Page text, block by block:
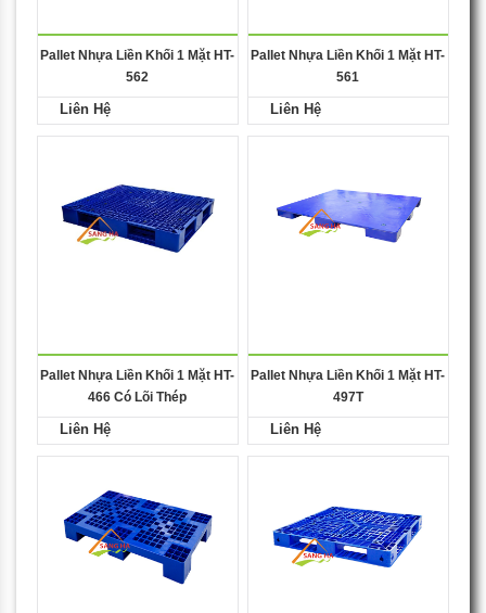
Pallet Nhựa Liền Khối 1 Mặt HT-
562
Liên Hệ
Pallet Nhựa Liền Khối 1 Mặt HT-
561
Liên Hệ
Pallet Nhựa Liền Khối 1 Mặt HT-
466 Có Lõi Thép
Liên Hệ
Pallet Nhựa Liền Khối 1 Mặt HT-
497T
Liên Hệ